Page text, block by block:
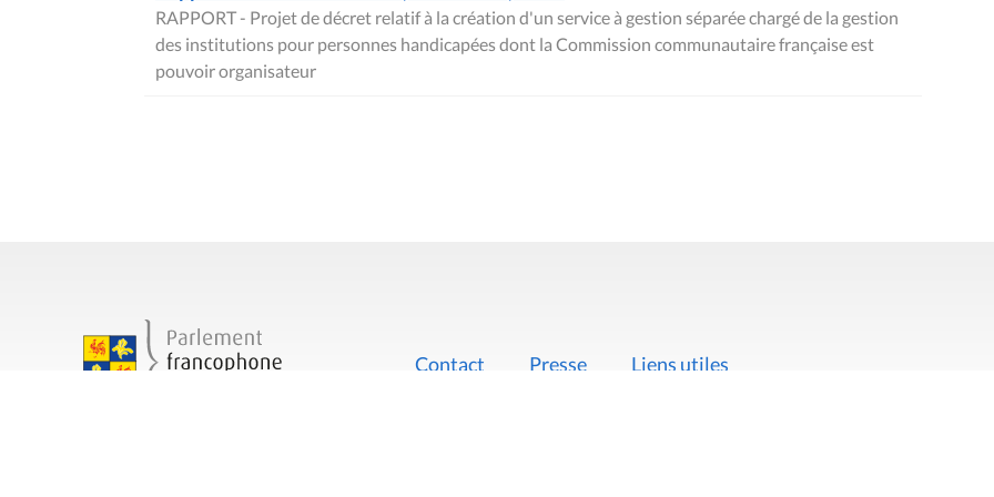
RAPPORT - Projet de décret relatif à la création d'un service à gestion séparée chargé de la gestion
des institutions pour personnes handicapées dont la Commission communautaire française est
pouvoir organisateur
Contact Presse Liens utiles